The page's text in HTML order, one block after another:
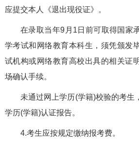
应提交本人《退出现役证》。
在录取当年9月1日前可取得国家
学考试和网络教育本科生，须凭颁发
试机构或网络教育高校出具的相关证
场确认手续。
未通过网上学历(学籍)校验的考生
学历(学籍)认证报告。
4.考生应按规定缴纳报考费。